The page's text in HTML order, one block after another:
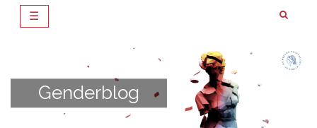
☰
Genderblog